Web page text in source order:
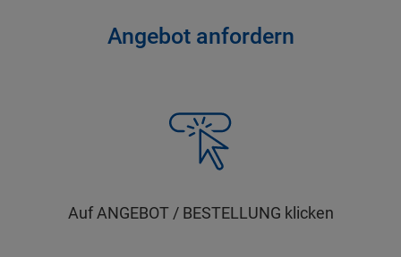
Angebot anfordern
Auf ANGEBOT / BESTELLUNG klicken